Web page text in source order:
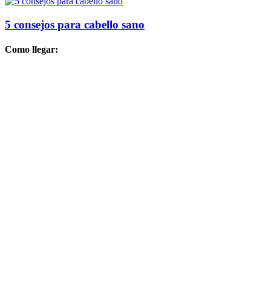
5 consejos para cabello sano
Como llegar: